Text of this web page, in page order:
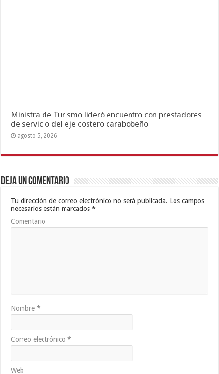
Ministra de Turismo lideró encuentro con prestadores
de servicio del eje costero carabobeño
agosto 5, 2026
Deja un comentario
Tu dirección de correo electrónico no será publicada. Los campos
necesarios están marcados*
Comentario
Nombre*
Correo electrónico*
Web